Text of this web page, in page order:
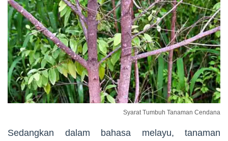
Syarat Tumbuh Tanaman Cendana
Sedangkan dalam bahasa melayu, tanaman